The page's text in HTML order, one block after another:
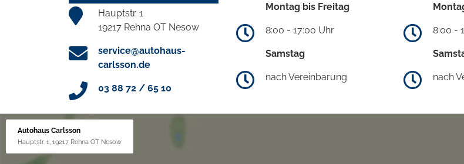
Hauptstr. 1
19217 Rehna OT Nesow
service@autohaus-
carlsson.de
03 88 72 / 65 10
Montag bis Freitag
8:00 - 17:00 Uhr
Samstag
nach Vereinbarung
8:00 -
nach
Autohaus Carlsson
Hauptstr. 1, 19217 Rehna OT Nesow